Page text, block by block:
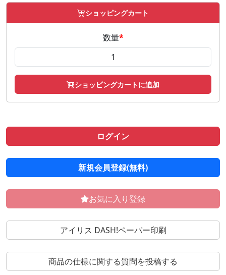
ショッピングカート
数量*
ショッピングカートに追加
ログイン
新規会員登録(無料)
お気に入り登録
アイリス DASH!ペーパー印刷
商品の仕様に関する質問を投稿する